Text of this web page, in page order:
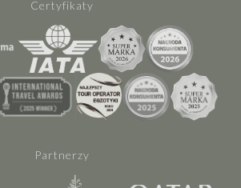
Certyfikaty
Partnerzy